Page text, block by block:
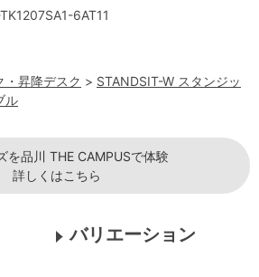
6AT11
・昇降デスク > STANDSIT-W スタンジッ
ル
を品川 THE CAMPUSで体験
詳しくはこちら
バリエーション